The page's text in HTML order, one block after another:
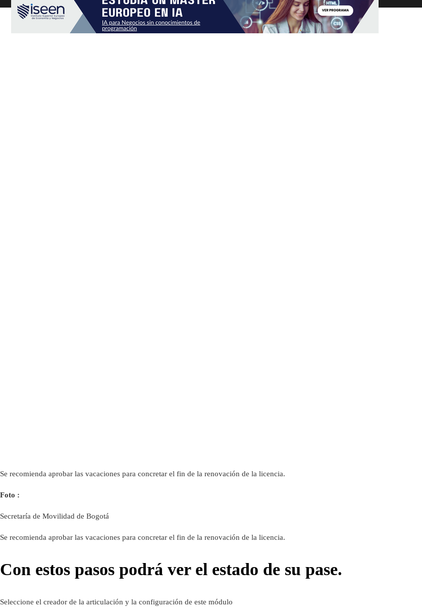
Se recomienda aprobar las vacaciones para concretar el fin de la renovación de la licencia.
Foto :
Secretaría de Movilidad de Bogotá
Se recomienda aprobar las vacaciones para concretar el fin de la renovación de la licencia.
Con estos pasos podrá ver el estado de su pase.
Seleccione el creador de la articulación y la configuración de este módulo